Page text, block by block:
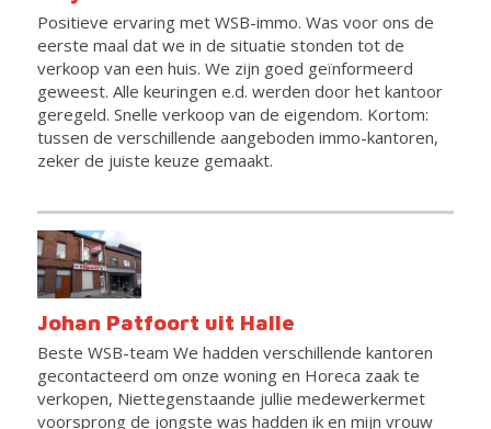
Positieve ervaring met WSB-immo. Was voor ons de
eerste maal dat we in de situatie stonden tot de
verkoop van een huis. We zijn goed geïnformeerd
geweest. Alle keuringen e.d. werden door het kantoor
geregeld. Snelle verkoop van de eigendom. Kortom:
tussen de verschillende aangeboden immo-kantoren,
zeker de juiste keuze gemaakt.
Johan Patfoort uit Halle
Beste WSB-team We hadden verschillende kantoren
gecontacteerd om onze woning en Horeca zaak te
verkopen, Niettegenstaande jullie medewerkermet
voorsprong de jongste was hadden ik en mijn vrouw